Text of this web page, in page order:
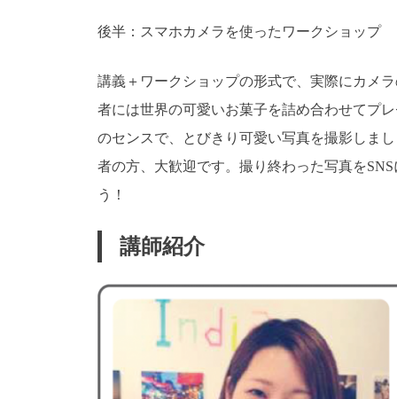
後半：スマホカメラを使ったワークショップ
講義＋ワークショップの形式で、実際にカメ
者には世界の可愛いお菓子を詰め合わせてプ
のセンスで、とびきり可愛い写真を撮影しま
者の方、大歓迎です。撮り終わった写真を
う！
講師紹介